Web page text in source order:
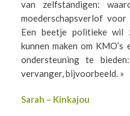
van zelfstandigen:
moederschapsverlof
Een beetje politieke wil
kunnen maken om
ondersteuning te
vervanger, bijvoorbeeld. »
Sarah – Kinkajou